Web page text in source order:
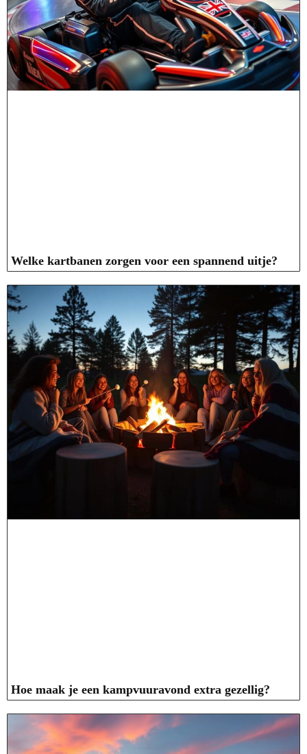
Welke kartbanen zorgen voor een spannend uitje?
Hoe maak je een kampvuuravond extra gezellig?